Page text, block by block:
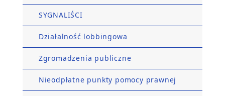
SYGNALIŚCI
Działalność lobbingowa
Zgromadzenia publiczne
Nieodpłatne punkty pomocy prawnej